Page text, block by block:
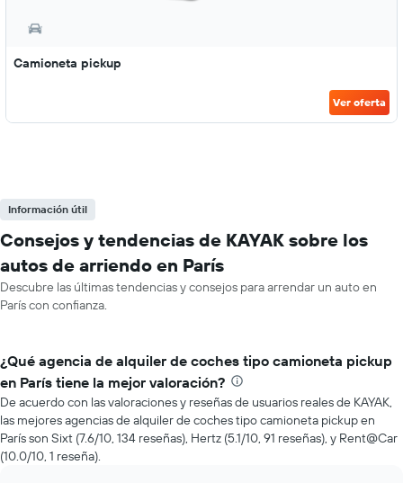
Camioneta pickup
Ver oferta
Información útil
Consejos y tendencias de KAYAK sobre los
autos de arriendo en París
Descubre las últimas tendencias y consejos para arrendar un auto en
París con confianza.
¿Qué agencia de alquiler de coches tipo camioneta pickup
en París tiene la mejor valoración?
De acuerdo con las valoraciones y reseñas de usuarios reales de KAYAK,
las mejores agencias de alquiler de coches tipo camioneta pickup en
París son Sixt (7.6/10, 134 reseñas), Hertz (5.1/10, 91 reseñas), y Rent@Car
(10.0/10, 1 reseña).